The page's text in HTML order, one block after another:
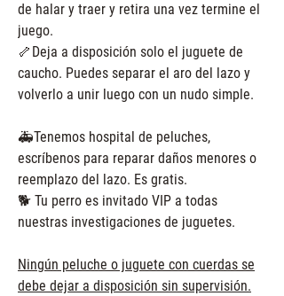
de halar y traer y retira una vez termine el
juego.
🦴Deja a disposición solo el juguete de
caucho. Puedes separar el aro del lazo y
volverlo a unir luego con un nudo simple.
🚑Tenemos hospital de peluches,
escríbenos para reparar daños menores o
reemplazo del lazo. Es gratis.
🐕 Tu perro es invitado VIP a todas
nuestras investigaciones de juguetes.
Ningún peluche o juguete con cuerdas se
debe dejar a disposición sin supervisión.